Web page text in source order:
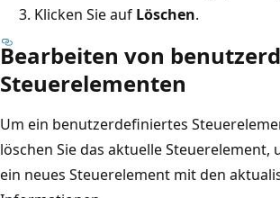
Klicken Sie auf Löschen.
Bearbeiten von
Steuerelementen
Um ein benutzerdefiniertes
löschen Sie das aktuelle Steuerelement,
ein neues Steuerelement mit den